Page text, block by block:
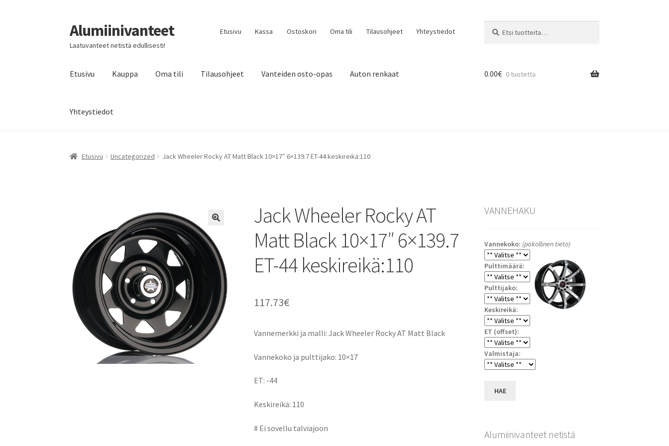
Siirry
navigointiin
Siirry
sisältöön
Alumiinivanteet
Laatuvanteet netistä edullisesti!
Etusivu Kassa Ostoskori Oma tili Tilausohjeet Yhteystiedot
Etusivu Kauppa Oma tili Tilausohjeet Vanteiden osto-opas Auton renkaat
Yhteystiedot
0.00€ 0 tuotetta
Etusivu Uncategorized Jack Wheeler Rocky AT Matt Black 10×17″ 6×139.7 ET-44 keskireikä:110
Jack Wheeler Rocky AT
Matt Black 10×17″ 6×139.7
ET-44 keskireikä:110
117.73€
Vannemerkki ja malli: Jack Wheeler Rocky AT Matt Black
Vannekoko ja pulttijako: 10×17
ET: -44
Keskireikä: 110
# Ei sovellu talviajoon
VANNEHAKU
Vannekoko: (pakollinen tieto)
Pulttimäärä:
Pulttijako:
Keskireikä:
ET (offset):
Valmistaja:
HAE
Alumiinivanteet netistä